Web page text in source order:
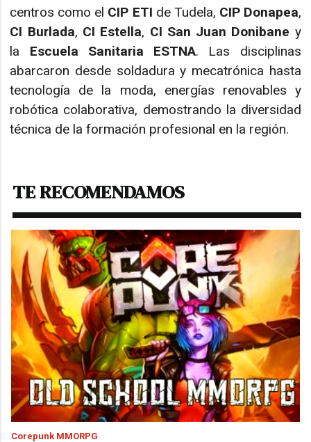
centros como el CIP ETI de Tudela, CIP Donapea,
CI Burlada, CI Estella, CI San Juan Donibane y
la Escuela Sanitaria ESTNA. Las disciplinas
abarcaron desde soldadura y mecatrónica hasta
tecnología de la moda, energías renovables y
robótica colaborativa, demostrando la diversidad
técnica de la formación profesional en la región.
TE RECOMENDAMOS
Corepunk MMORPG